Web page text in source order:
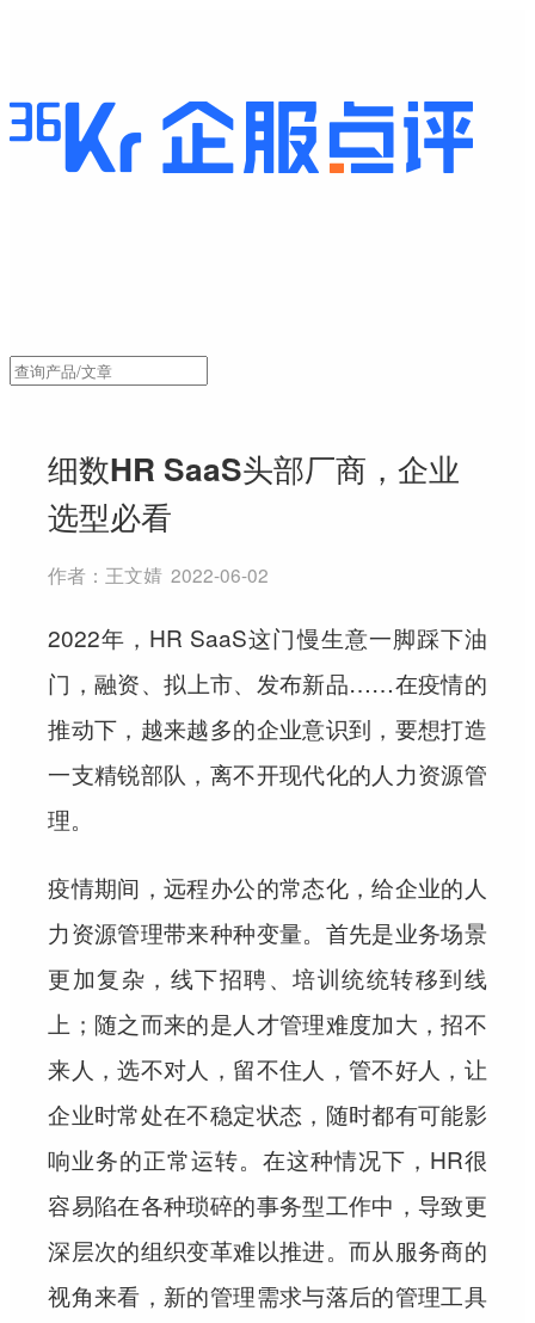
细数HR SaaS头部厂商，企业
选型必看
作者： 王文婧 2022-06-02
2022年，HR SaaS这门慢生意一脚踩下油
门，融资、拟上市、发布新品……在疫情的
推动下，越来越多的企业意识到，要想打造
一支精锐部队，离不开现代化的人力资源管
理。
疫情期间，远程办公的常态化，给企业的人
力资源管理带来种种变量。首先是业务场景
更加复杂，线下招聘、培训统统转移到线
上；随之而来的是人才管理难度加大，招不
来人，选不对人，留不住人，管不好人，让
企业时常处在不稳定状态，随时都有可能影
响业务的正常运转。在这种情况下，HR很
容易陷在各种琐碎的事务型工作中，导致更
深层次的组织变革难以推进。而从服务商的
视角来看，新的管理需求与落后的管理工具